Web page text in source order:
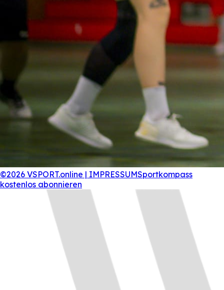
©2026 VSPORT.online | IMPRESSUMSportkompass
kostenlos abonnieren